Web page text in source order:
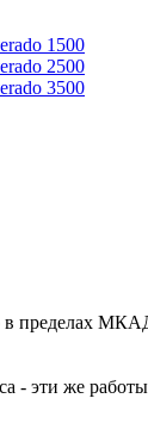
1500
2500
3500
в пределах
- эти же